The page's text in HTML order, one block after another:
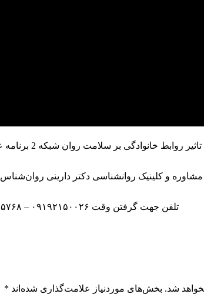
تاثیر روابط خانوادگی بر سلامت روان شبکه 2 برنامه عصر خانواده 12 آبان 1399
و کلینیک روانشناسی دکتر دارینی روان‌شناس
تلفن جهت گرفتن وقت ۰۹۱۹۲۱۵۰۰۲۶ – ۷۷۳۷۵۷۶۸ – ۷۷۰۶۶۴۶۳
شد. بخش‌های موردنیاز علامت‌گذاری شده‌اند *